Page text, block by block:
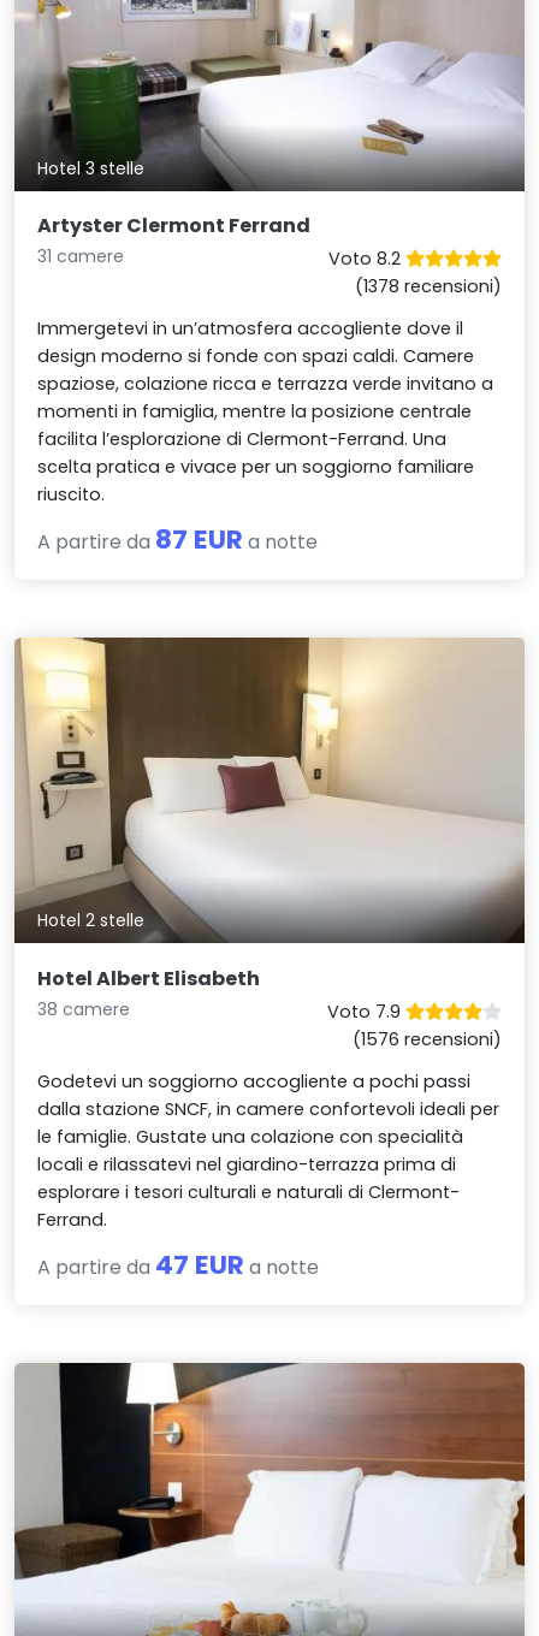
Hotel 3 stelle
Artyster Clermont Ferrand
31 camere
Voto 8.2
(1378 recensioni)
Immergetevi in un’atmosfera accogliente dove il
design moderno si fonde con spazi caldi. Camere
spaziose, colazione ricca e terrazza verde invitano a
momenti in famiglia, mentre la posizione centrale
facilita l’esplorazione di Clermont-Ferrand. Una
scelta pratica e vivace per un soggiorno familiare
riuscito.
A partire da 87 EUR a notte
Hotel 2 stelle
Hotel Albert Elisabeth
38 camere
Voto 7.9
(1576 recensioni)
Godetevi un soggiorno accogliente a pochi passi
dalla stazione SNCF, in camere confortevoli ideali per
le famiglie. Gustate una colazione con specialità
locali e rilassatevi nel giardino-terrazza prima di
esplorare i tesori culturali e naturali di Clermont-
Ferrand.
A partire da 47 EUR a notte